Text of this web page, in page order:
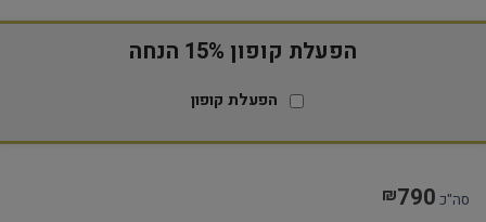
הפעלת קופון 15% הנחה
הפעלת קופון
סה"כ ₪790